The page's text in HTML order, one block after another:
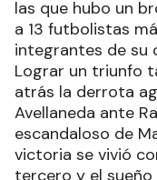
las que hubo un
a 13 futbolistas
integrantes de su
Lograr un triunfo
atrás la derrota
Avellaneda ante
escandaloso de
victoria se vivió